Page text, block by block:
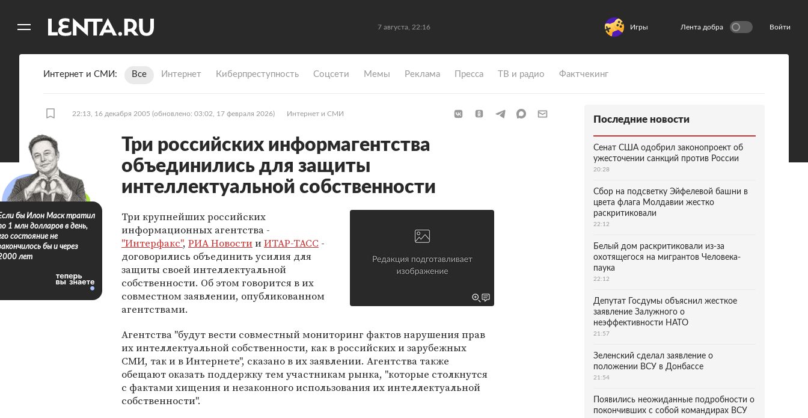
7 августа, 22:16 Игры Лента добра Войти
Интернет и СМИ Все Интернет Киберпреступность Coцсети Мемы Реклама Пресса ТВ и радио Фактчекинг
22:13, 16 декабря 2005 (обновлено: 03:02, 17 февраля 2026) Интернет и СМИ
Три российских информагентства
объединились для защиты
интеллектуальной собственности
Три крупнейших российских
информационных агентства -
"Интерфакс", РИА НовостииИТАР-ТАСС -
договорились объединить усилия для
защиты своей интеллектуальной
собственности. Об этом говорится в их
совместном заявлении, опубликованном
агентствами.
Агентства "будут вести совместный мониторинг фактов нарушения прав
их интеллектуальной собственности, как в российских и зарубежных
СМИ, так и в Интернете", сказано в их заявлении. Агентства также
обещают оказать поддержку тем участникам рынка, "которые столкнутся
с фактами хищения и незаконного использования их интеллектуальной
собственности".
бы Илон Маск тратил
1 млн долларов в день,
состояние не
бы и через
лет
Последние новости
Сенат США одобрил законопроект об
ужесточении санкций против России
20:28
Сбор на подсветку Эйфелевой башни в
цвета флага Молдавии жестко
раскритиковали
22:12
Белый дом раскритиковали из-за
охотящегося на мигрантов Человека-
паука
22:12
Депутат Госдумы объяснил жесткое
заявление Залужного о
неэффективности НАТО
21:57
Зеленский сделал заявление о
положении ВСУ в Донбассе
21:54
Появились неожиданные подробности о
покончивших с собой командирах ВСУ